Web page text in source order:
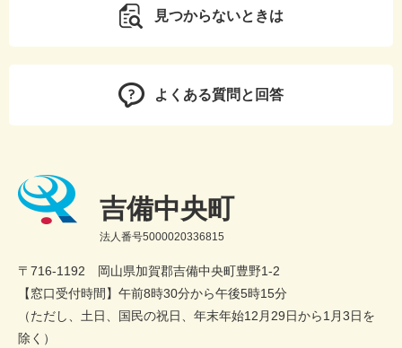
見つからないときは
よくある質問と回答
吉備中央町
法人番号5000020336815
〒716-1192 岡山県加賀郡吉備中央町豊野1-2
【窓口受付時間】午前8時30分から午後5時15分
（ただし、土日、国民の祝日、年末年始12月29日から1月3日を
除く）